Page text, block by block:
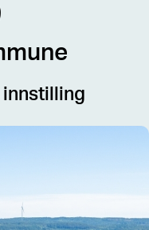
innstilling